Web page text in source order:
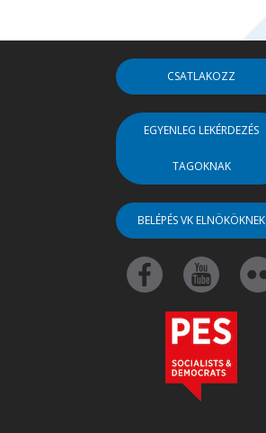
CSATLAKOZZ
EGYENLEG LEKÉRDEZÉS
TAGOKNAK
BELÉPÉS VK ELNÖKÖKNEK